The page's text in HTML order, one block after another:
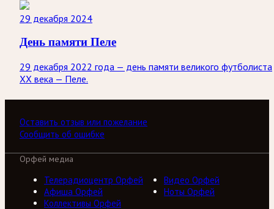
29 декабря 2024
День памяти Пеле
29 декабря 2022 года — день памяти великого футболиста
ХХ века — Пеле.
Оставить отзыв или пожелание
Сообщить об ошибке
Орфей медиа
Телерадиоцентр Орфей
Видео Орфей
Афиша Орфей
Ноты Орфей
Коллективы Орфей